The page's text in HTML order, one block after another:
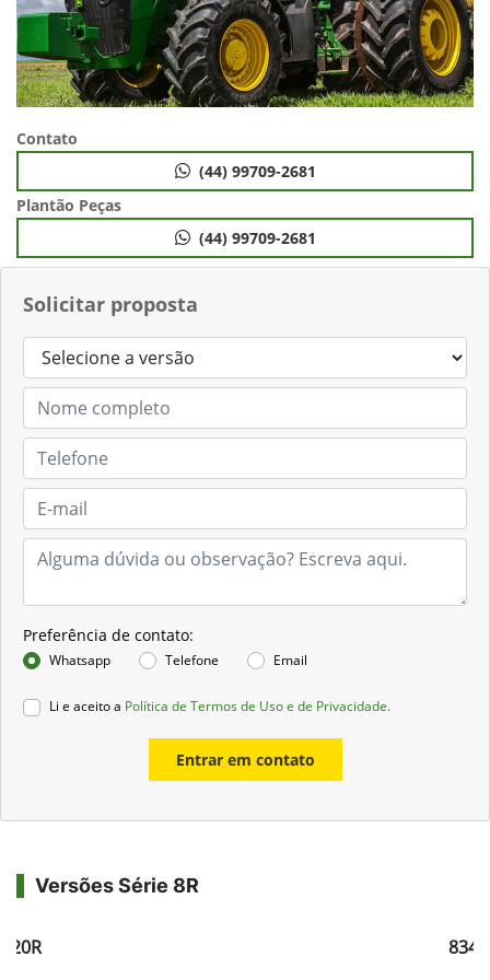
Solicitar proposta
Preferência de contato:
Whatsapp Telefone Email
Li e aceito a Política de Termos de Uso e de Privacidade.
Entrar em contato
Contato
(44) 99709-2681
Plantão Peças
(44) 99709-2681
Versões Série 8R